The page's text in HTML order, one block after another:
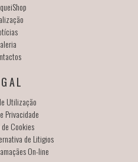
Utilização
Privacidade
Cookies
de Litigios
On-line